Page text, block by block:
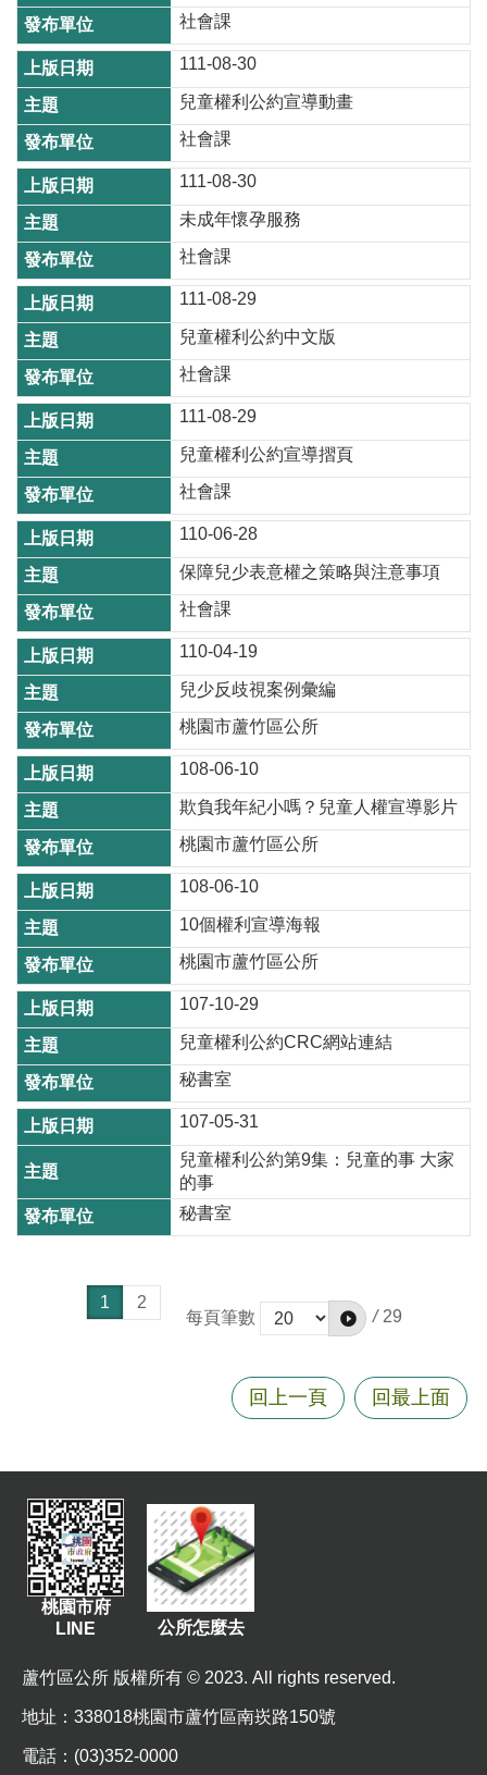
箱
常
見
問
題
桃
園
市
政
府
E
n
g
s
h
隱
私
權
政
策
政
府
網
站
資
料
開
放
宣
告
網
站
安
全
政
策
社會課
111-08-30
兒童權利公約宣導動畫
社會課
111-08-30
未成年懷孕服務
社會課
111-08-29
兒童權利公約中文版
社會課
111-08-29
兒童權利公約宣導摺頁
社會課
110-06-28
保障兒少表意權之策略與注意事項
社會課
110-04-19
兒少反歧視案例彙編
桃園市蘆竹區公所
108-06-10
欺負我年紀小嗎？兒童人權宣導影片
桃園市蘆竹區公所
108-06-10
10個權利宣導海報
桃園市蘆竹區公所
107-10-29
兒童權利公約CRC網站連結
秘書室
107-05-31
兒童權利公約第9集：兒童的事 大家
的事
秘書室
1
2
每頁筆數
/ 29
回上一頁 回最上面
桃園市府
LINE
公所怎麼去
蘆竹區公所 版權所有 © 2023. All rights reserved.
地址 ：338018桃園市蘆竹區南崁路150號
電話：(03)352-0000